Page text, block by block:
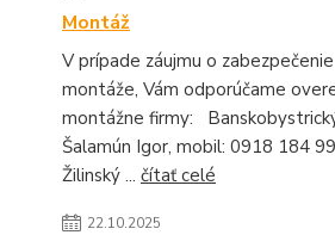
Montáž
V prípade záujmu o zabezpečenie
montáže, Vám odporúčame
montážne firmy:
Šalamún Igor, mobil: 0918 184
Žilinský ... čítať celé
22.10.2025